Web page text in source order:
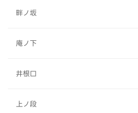
畔ノ坂
庵ノ下
井根口
上ノ段